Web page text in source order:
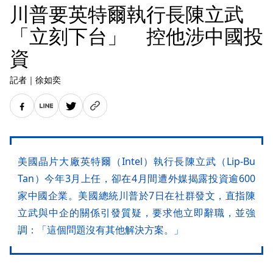
川普要英特爾執行長陳立武
「立刻下台」 控他涉中國投
資
記者 ｜ 徐如奕
美國晶片大廠英特爾（Intel）執行長陳立武（Lip-Bu
Tan）今年3月上任，卻在4月間遭外媒揭露投資逾600
家中國企業。美國總統川普於7日在社群發文，直指陳
立武與中企的關係引發質疑，要求他立即辭職，並強
調：「這個問題沒有其他解決方案。」